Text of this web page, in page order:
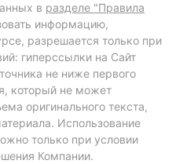
в разделе "Правила
информацию,
разрешается только при
гиперссылки на Сайт
не ниже первого
который не может
оригинального текста,
Использование
только при условии
Компании.